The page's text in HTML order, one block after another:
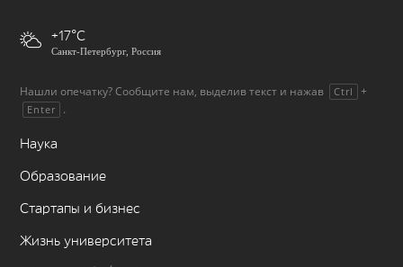
+17
Санкт-Петербург, Россия
Нашли опечатку? Сообщите нам, выделив текст и нажав Ctrl +
Enter .
Наука
Образование
Стартапы и бизнес
Жизнь университета